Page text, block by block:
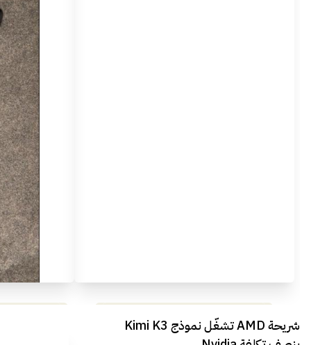
مراجعة شاملة لعملاق الألعاب
الجديد REDMAGIC 11 AIR
شريحة AMD تشغّل نموذج Kimi K3